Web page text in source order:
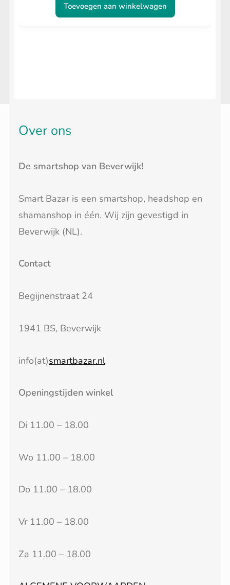
Toevoegen aan winkelwagen
Over ons
De smartshop van Beverwijk!
Smart Bazar is een smartshop, headshop en
shamanshop in één. Wij zijn gevestigd in
Beverwijk (NL).
Contact
Begijnenstraat 24
1941 BS, Beverwijk
info(at)smartbazar.nl
Openingstijden winkel
Di 11.00 – 18.00
Wo 11.00 – 18.00
Do 11.00 – 18.00
Vr 11.00 – 18.00
Za 11.00 – 18.00